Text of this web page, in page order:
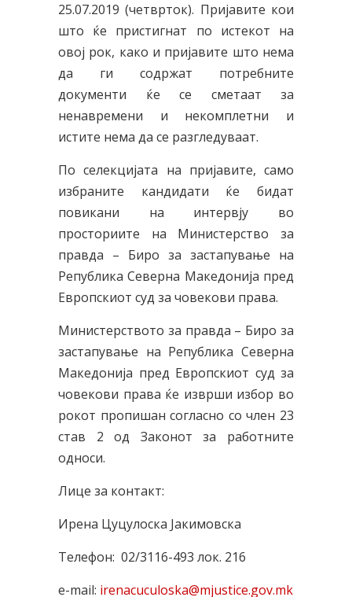
25.07.2019 (четврток). Пријавите кои
што ќе пристигнат по истекот на
овој рок, како и пријавите што нема
да ги содржат потребните
документи ќе се сметаат за
ненавремени и некомплетни и
истите нема да се разгледуваат.
По селекцијата на пријавите, само
избраните кандидати ќе бидат
повикани на интервју во
просториите на Министерство за
правда – Биро за застапување на
Република Северна Македонија пред
Европскиот суд за човекови права.
Министерството за правда – Биро за
застапување на Република Северна
Македонија пред Европскиот суд за
човекови права ќе изврши избор во
рокот пропишан согласно со член 23
став 2 од Законот за работните
односи.
Лице за контакт:
Ирена Цуцулоска Јакимовска
Телефон: 02/3116-493 лок. 216
e-mail: irenacuculoska@mjustice.gov.mk